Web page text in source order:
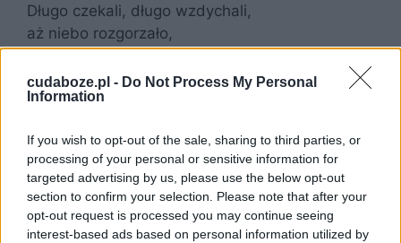
cudaboze.pl - Do Not Process My Personal
Information
If you wish to opt-out of the sale, sharing to third parties, or
processing of your personal or sensitive information for
targeted advertising by us, please use the below opt-out
section to confirm your selection. Please note that after your
opt-out request is processed you may continue seeing
interest-based ads based on personal information utilized by
Długo czekali, długo wzdychali,
aż niebo rozgorzało,
piekło zawarte, niebo otwarte,
Słowo Ciałem się stało.
w ciszy ubogiej strzechy;
na licach białych, na ustach małych
migają się uśmiechy.
Jako w kościele, choć ludzi wiele.